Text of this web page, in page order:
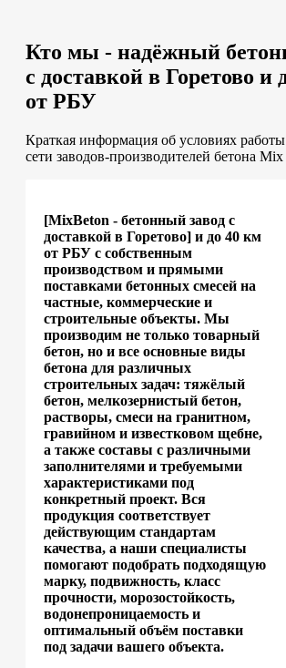
Кто мы - надёжный
с доставкой в Горетово и
от РБУ
Краткая информация об условиях
сети заводов-производителей бетона
[MixBeton - бетонный завод с
доставкой в Горетово] и до 40 км
от РБУ с собственным
производством и прямыми
поставками бетонных смесей на
частные, коммерческие и
строительные объекты. Мы
производим не только товарный
бетон, но и все основные виды
бетона для различных
строительных задач: тяжёлый
бетон, мелкозернистый бетон,
растворы, смеси на гранитном,
гравийном и известковом щебне,
а также составы с различными
заполнителями и требуемыми
характеристиками под
конкретный проект. Вся
продукция соответствует
действующим стандартам
качества, а наши специалисты
помогают подобрать подходящую
марку, подвижность, класс
прочности, морозостойкость,
водонепроницаемость и
оптимальный объём поставки
под задачи вашего объекта.